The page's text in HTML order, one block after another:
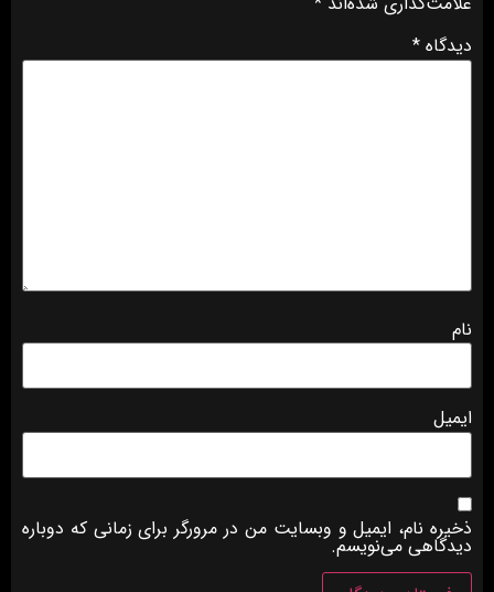
دیدگاه *
نام
ایمیل
ذخیره نام، ایمیل و وبسایت من در مرورگر برای زمانی که دوباره
دیدگاهی می‌نویسم.